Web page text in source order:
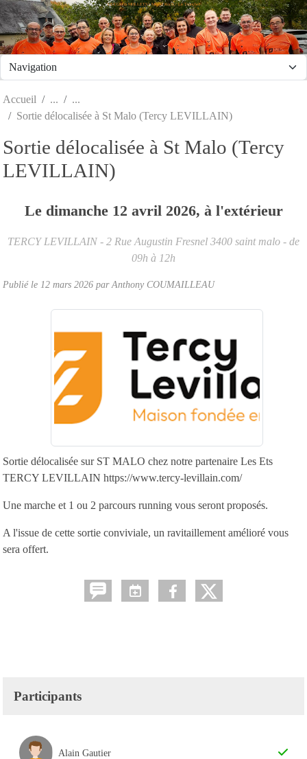
LES GROS MOLLETS - Mesnil Roc'h / Le Tronchet
Accueil
Sortie délocalisée à St Malo (Tercy LEVILLAIN)
Sortie délocalisée à St Malo (Tercy
LEVILLAIN)
Le dimanche 12 avril 2026, à l'extérieur
TERCY LEVILLAIN - 2 Rue Augustin Fresnel 3400 saint malo - de
09h à 12h
Publié le 12 mars 2026 parAnthony COUMAILLEAU
Sortie délocalisée sur ST MALO chez notre partenaire Les Ets
TERCY LEVILLAIN https://www.tercy-levillain.com/
Une marche et 1 ou 2 parcours running vous seront proposés.
A l'issue de cette sortie conviviale, un ravitaillement amélioré vous
sera offert.
Participants
Alain Gautier
Panneau de gestion des cookies